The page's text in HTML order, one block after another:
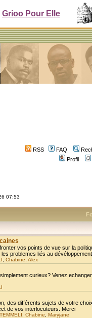
Grioo Pour Elle
RSS FAQ
Profil
07:53
vos points de vue sur la
problemes liés au
Chabine Alex
curieux? Venez
des différents sujets de votre
de vos interlocuteurs. Merci
Chabine Maryjane